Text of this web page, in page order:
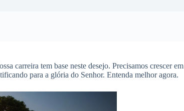
carreira tem base neste desejo. Precisamos crescer em
para a glória do Senhor. Entenda melhor agora.